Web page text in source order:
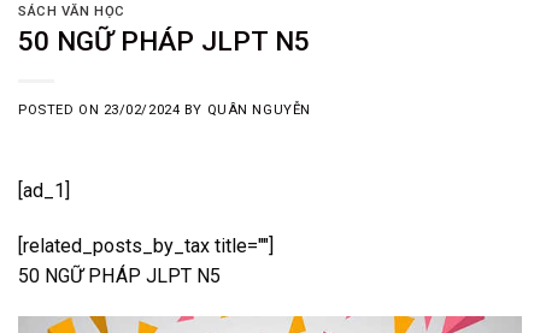
SÁCH VĂN HỌC
50 NGỮ PHÁP JLPT N5
POSTED ON 23/02/2024 BY QUÂN NGUYỄN
[ad_1]
[related_posts_by_tax title=""]
50 NGỮ PHÁP JLPT N5